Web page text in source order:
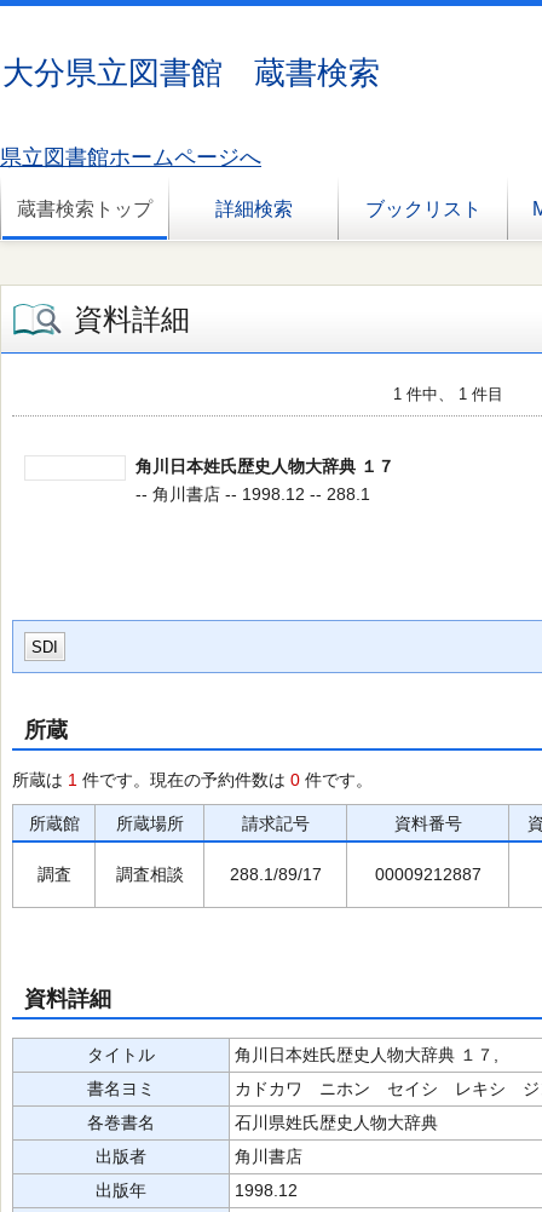
大分県立図書館 蔵書検索
県立図書館ホームページへ
蔵書検索トップ 詳細検索 ブックリスト
資料詳細
1 件中、 1 件目
角川日本姓氏歴史人物大辞典 １７
-- 角川書店 -- 1998.12 -- 288.1
SDI
所蔵
所蔵は 1 件です。現在の予約件数は 0 件です。
所蔵館 所蔵場所 請求記号 資料番号
調査 調査相談 288.1/89/17 00009212887
資料詳細
タイトル
角川日本姓氏歴史人物大辞典 １７,
書名ヨミ
カドカワ ニホン セイシ レキシ ジ
各巻書名
石川県姓氏歴史人物大辞典
出版者
角川書店
出版年
1998.12